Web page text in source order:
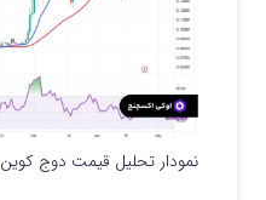
نمودار تحلیل قیمت دوج کوین